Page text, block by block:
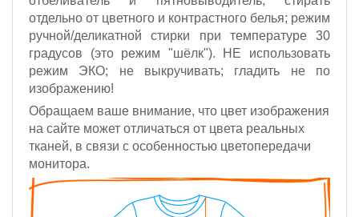
отдельно от цветного и контрастного белья; режим
ручной/деликатной стирки при температуре 30
градусов (это режим "шёлк"). НЕ использовать
режим ЭКО; не выкручивать; гладить не по
изображению!
Обращаем ваше внимание, что цвет изображения
на сайте может отличаться от цвета реальных
тканей, в связи с особенностью цветопередачи
монитора.